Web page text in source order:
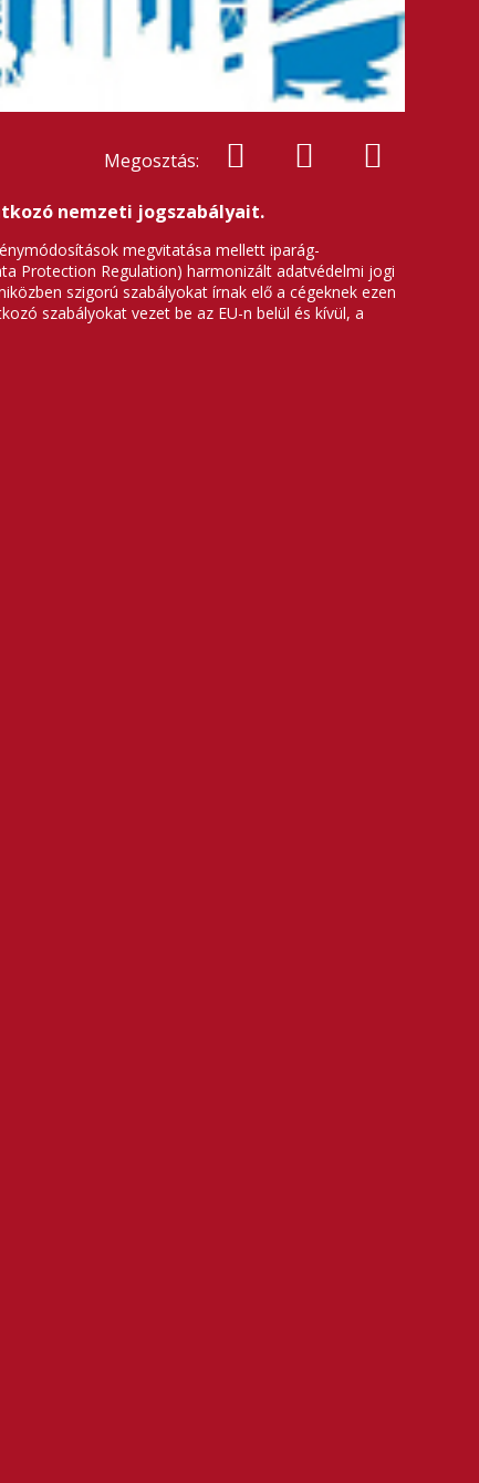
Megosztás:
nemzeti jogszabályait.
megvitatása mellett iparág-
Protection Regulation) harmonizált adatvédelmi jogi
szigorú szabályokat írnak elő a cégeknek ezen
szabályokat vezet be az EU-n belül és kívül, a